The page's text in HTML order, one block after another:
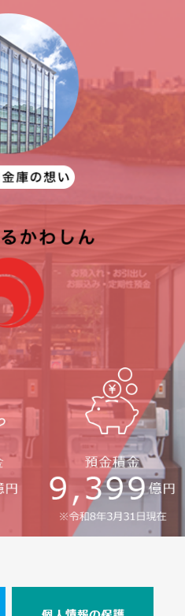
ター通帳の取扱い終了
用口座」のお申込期限
せ（上尾支店・桶川支
第65号を発行しました